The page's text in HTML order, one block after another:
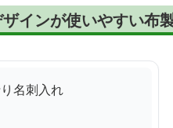
インが使いやすい布